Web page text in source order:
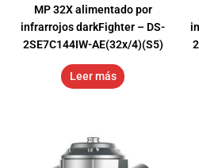
MP 32X alimentado por
infrarrojos darkFighter – DS-
2SE7C144IW-AE(32x/4)(S5)
Leer más